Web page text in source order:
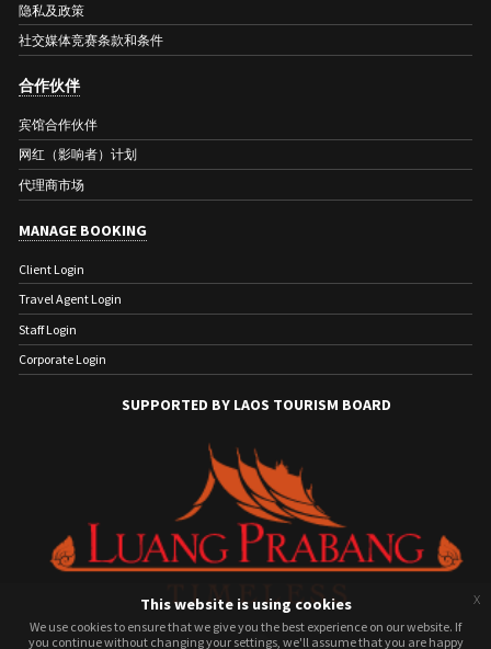
隐私及政策
社交媒体竞赛条款和条件
合作伙伴
宾馆合作伙伴
网红（影响者）计划
代理商市场
MANAGE BOOKING
Client Login
Travel Agent Login
Staff Login
Corporate Login
SUPPORTED BY LAOS TOURISM BOARD
We use cookies to ensure that we give you the best experience on our website. If
you continue without changing your settings, we'll assume that you are happy
This website is using cookies
We use cookies to ensure that we give you the best experience on our website. If
you continue without changing your settings, we'll assume that you are happy
x